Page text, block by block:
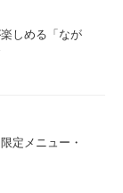
しめる「なが
定メニュー・